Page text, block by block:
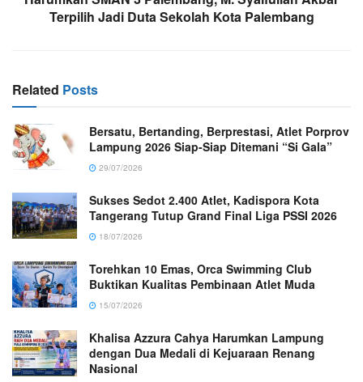
Terpilih Jadi Duta Sekolah Kota Palembang
Related Posts
Bersatu, Bertanding, Berprestasi, Atlet Porprov
Lampung 2026 Siap-Siap Ditemani “Si Gala”
29/07/2026
Sukses Sedot 2.400 Atlet, Kadispora Kota
Tangerang Tutup Grand Final Liga PSSI 2026
18/07/2026
Torehkan 10 Emas, Orca Swimming Club
Buktikan Kualitas Pembinaan Atlet Muda
15/07/2026
Khalisa Azzura Cahya Harumkan Lampung
dengan Dua Medali di Kejuaraan Renang
Nasional